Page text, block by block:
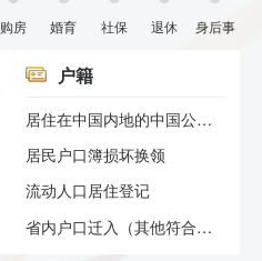
购房 婚育 社保 退休 身后事
户籍
居住在中国内地的中国公民在内...
居民户口簿损坏换领
流动人口居住登记
省内户口迁入（其他符合规定的...